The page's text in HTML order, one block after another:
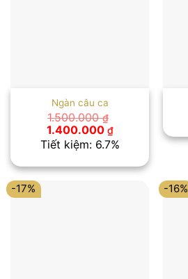
Ngàn câu ca
1.500.000₫
Giá
gốc
là:
1.400.000 ₫Giá
hiện
tại
1.400.000 ₫.
Tiết kiệm: 6.7%
-17% -16%